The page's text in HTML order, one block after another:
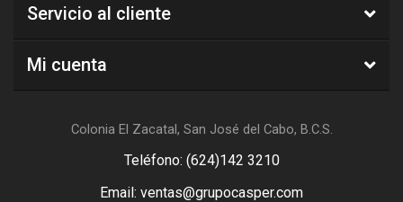
Servicio al cliente
Mi cuenta
Colonia El Zacatal, San José del Cabo, B.C.S.
Teléfono: (624)142 3210
Email: ventas@grupocasper.com